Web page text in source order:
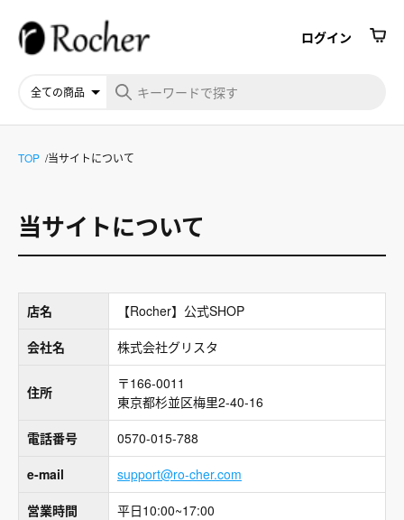
ログイン
TOP 当サイトについて
当サイトについて
店名
【Rocher】公式SHOP
会社名
株式会社グリスタ
住所
〒166-0011
東京都杉並区梅里2-40-16
電話番号
0570-015-788
e-mail
support@ro-cher.com
営業時間
平日10:00~17:00